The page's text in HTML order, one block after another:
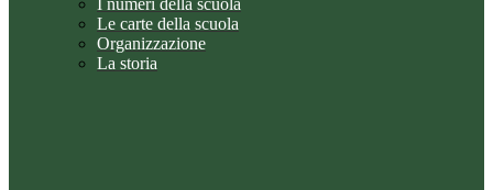
I numeri della scuola
Le carte della scuola
Organizzazione
La storia